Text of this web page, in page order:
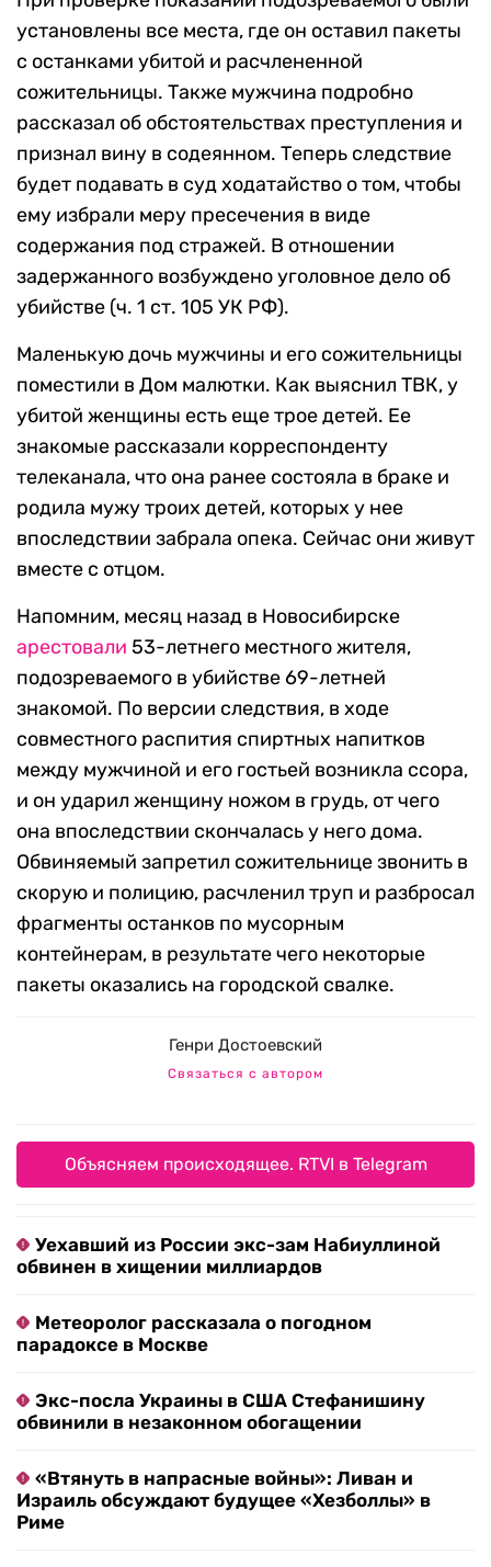
установлены все места, где он оставил пакеты
с останками убитой и расчлененной
сожительницы. Также мужчина подробно
рассказал об обстоятельствах преступления и
признал вину в содеянном. Теперь следствие
будет подавать в суд ходатайство о том, чтобы
ему избрали меру пресечения в виде
содержания под стражей. В отношении
задержанного возбуждено уголовное дело об
убийстве (ч. 1 ст. 105 УК РФ).
Маленькую дочь мужчины и его сожительницы
поместили в Дом малютки. Как выяснил ТВК, у
убитой женщины есть еще трое детей. Ее
знакомые рассказали корреспонденту
телеканала, что она ранее состояла в браке и
родила мужу троих детей, которых у нее
впоследствии забрала опека. Сейчас они живут
вместе с отцом.
Напомним, месяц назад в Новосибирске
арестовали 53-летнего местного жителя,
подозреваемого в убийстве 69-летней
знакомой. По версии следствия, в ходе
совместного распития спиртных напитков
между мужчиной и его гостьей возникла ссора,
и он ударил женщину ножом в грудь, от чего
она впоследствии скончалась у него дома.
Обвиняемый запретил сожительнице звонить в
скорую и полицию, расчленил труп и разбросал
фрагменты останков по мусорным
контейнерам, в результате чего некоторые
пакеты оказались на городской свалке.
Генри Достоевский
Связаться с автором
Объясняем происходящее. RTVI в Telegram
Уехавший из России экс-зам Набиуллиной
обвинен в хищении миллиардов
Метеоролог рассказала о погодном
парадоксе в Москве
Экс-посла Украины в США Стефанишину
обвинили в незаконном обогащении
«Втянуть в напрасные войны»: Ливан и
Израиль обсуждают будущее «Хезболлы» в
Риме